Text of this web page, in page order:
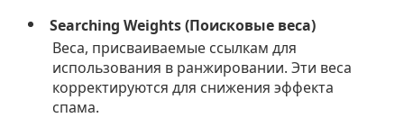
Searching Weights (Поисковые веса)
Веса, присваиваемые ссылкам для
использования в ранжировании. Эти веса
корректируются для снижения эффекта
спама.